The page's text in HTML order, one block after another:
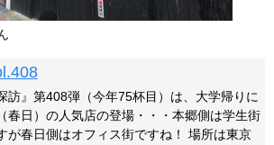
訪』第408弾（今年75杯目）は、大学帰りに
春日）の人気店の登場・・・本郷側は学生街
が春日側はオフィス街ですね！ 場所は東京